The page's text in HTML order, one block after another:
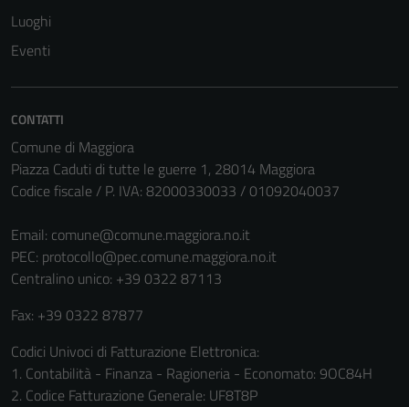
Luoghi
Eventi
CONTATTI
Comune di Maggiora
Piazza Caduti di tutte le guerre 1, 28014 Maggiora
Codice fiscale / P. IVA: 82000330033 / 01092040037
Email: comune@comune.maggiora.no.it
PEC: protocollo@pec.comune.maggiora.no.it
Centralino unico: +39 0322 87113
Fax: +39 0322 87877
Codici Univoci di Fatturazione Elettronica:
1. Contabilità - Finanza - Ragioneria - Economato: 9OC84H
2. Codice Fatturazione Generale: UF8T8P